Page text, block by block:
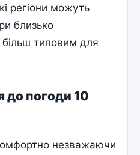
регіони можуть
близько
типовим для
до погоди 10
незважаючи